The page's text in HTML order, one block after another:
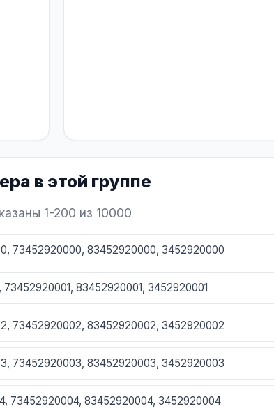
в этой группе
1-200 из 10000
73452920000, 83452920000, 3452920000
83452920001, 3452920001
73452920002, 83452920002, 3452920002
73452920003, 83452920003, 3452920003
73452920004, 83452920004, 3452920004